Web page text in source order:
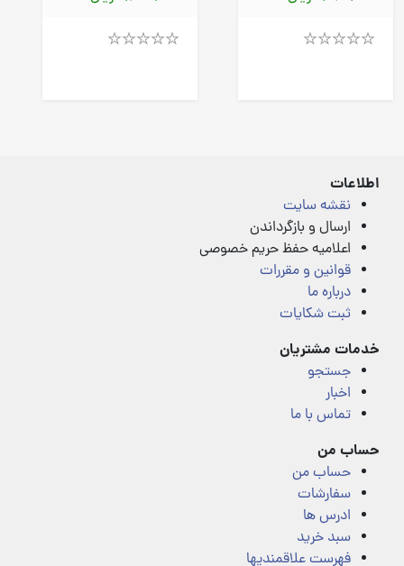
اطلاعات
نقشه سایت
ارسال و بازگرداندن
اعلامیه حفظ حریم خصوصی
قوانین و مقررات
درباره ما
ثبت شکایات
خدمات مشتریان
جستجو
اخبار
تماس با ما
حساب من
حساب من
سفارشات
ادرس ها
سبد خرید
فهرست علاقمندیها